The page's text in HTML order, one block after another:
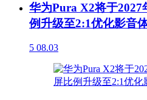
华为Pura X2将于
例升级至2:1优化影音
5 08.03